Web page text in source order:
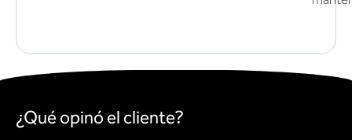
¿Qué opinó el cliente?